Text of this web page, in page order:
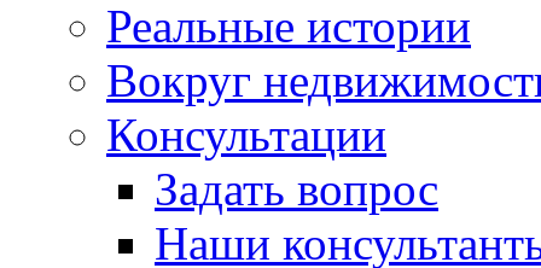
Реальные истории
Вокруг
Консультации
Задать вопрос
Наши